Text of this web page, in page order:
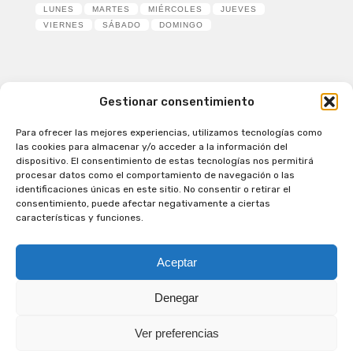
Gestionar consentimiento
Para ofrecer las mejores experiencias, utilizamos tecnologías como
las cookies para almacenar y/o acceder a la información del
dispositivo. El consentimiento de estas tecnologías nos permitirá
procesar datos como el comportamiento de navegación o las
identificaciones únicas en este sitio. No consentir o retirar el
consentimiento, puede afectar negativamente a ciertas
características y funciones.
Aceptar
Denegar
Ver preferencias
LUNES MARTES MIÉRCOLES
JUEVES
VIERNES
SÁBADO DOMINGO
Patagual Radio Digital 2026 - Todos los derechos
reservados
la Radio de Verdad
Cobertura
Programación